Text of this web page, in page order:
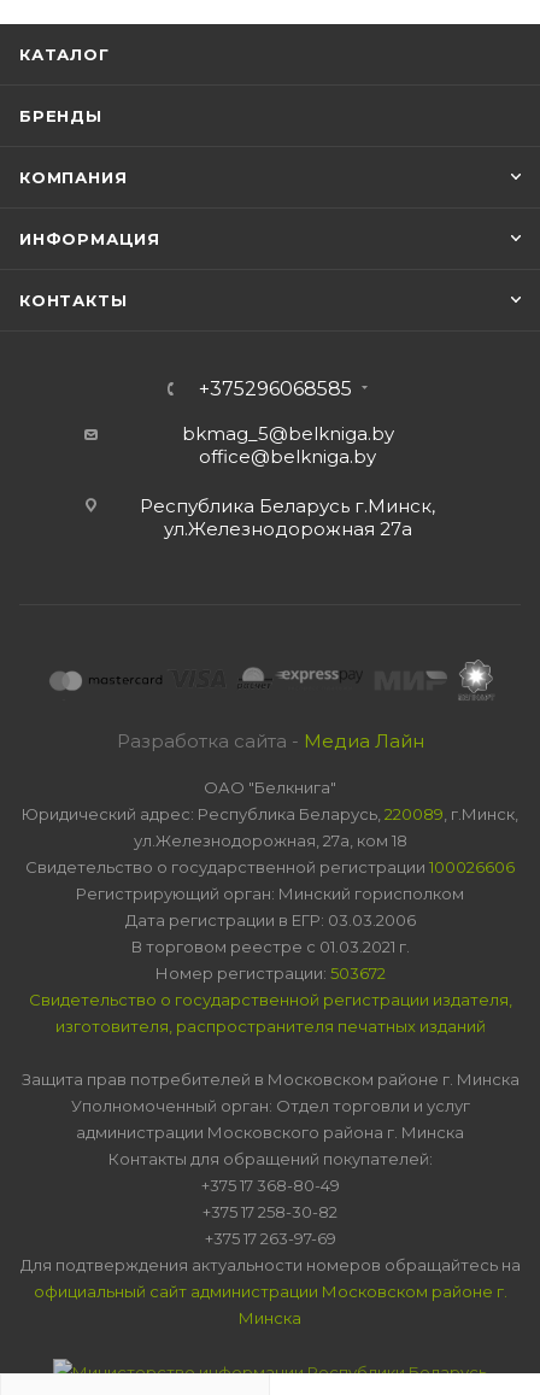
КАТАЛОГ
БРЕНДЫ
КОМПАНИЯ
ИНФОРМАЦИЯ
КОНТАКТЫ
+375296068585
bkmag_5@belkniga.by
office@belkniga.by
Республика Беларусь г.Минск,
ул.Железнодорожная 27а
Разработка сайта - Медиа Лайн
ОАО "Белкнига"
Юридический адрес: Республика Беларусь, 220089 , г.Минск,
ул.Железнодорожная, 27а, ком 18
Свидетельство о государственной регистрации 100026606
Регистрирующий орган: Минский горисполком
Дата регистрации в ЕГР: 03.03.2006
В торговом реестре с 01.03.2021 г.
Номер регистрации: 503672
Свидетельство о государственной регистрации издателя,
изготовителя, распространителя печатных изданий
Защита прав потребителей в Московском районе г. Минска
Уполномоченный орган: Отдел торговли и услуг
администрации Московского района г. Минска
Контакты для обращений покупателей:
+375 17 368-80-49
+375 17 258-30-82
+375 17 263-97-69
Для подтверждения актуальности номеров обращайтесь на
официальный сайт администрации Московском районе г.
Минска